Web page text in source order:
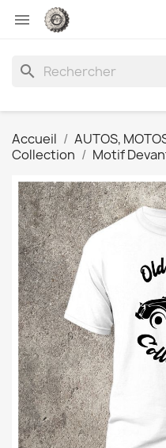

search
Accueil AUTOS,
Collection
Motif